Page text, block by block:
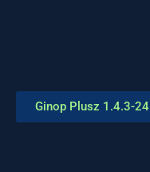
Ginop Plusz 1.4.3-24